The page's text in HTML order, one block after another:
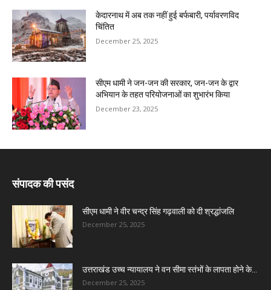
केदारनाथ में अब तक नहीं हुई बर्फबारी, पर्यावरणविद
चिंतित
December 25, 2025
सीएम धामी ने जन-जन की सरकार, जन-जन के द्वार
अभियान के तहत परियोजनाओं का शुभारंभ किया
December 23, 2025
संपादक की पसंद
सीएम धामी ने वीर चन्द्र सिंह गढ़वाली को दी श्रद्धांजलि
December 25, 2025
उत्तराखंड उच्च न्यायालय ने वन सीमा स्तंभों के लापता होने के...
December 25, 2025